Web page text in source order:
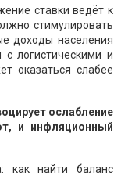
ставки ведёт к
стимулировать
доходы населения
с логистическими и
оказаться слабее
ослабление
и инфляционный
как найти баланс